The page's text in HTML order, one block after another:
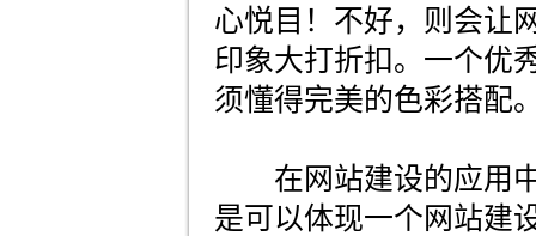
心悦目！不好，则会让
印象大打折扣。一个优
须懂得完美的色彩搭配
在网站建设的应用中
是可以体现一个网站建